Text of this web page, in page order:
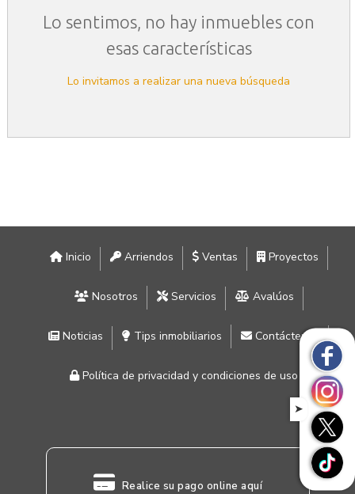
Lo sentimos, no hay inmuebles con
esas características
Lo invitamos a realizar una nueva búsqueda
Inicio Arriendos Ventas Proyectos
Nosotros Servicios Avalúos
Noticias Tips inmobiliarios Contáctenos
Política de privacidad y condiciones de uso
Realice su pago online aquí
➤